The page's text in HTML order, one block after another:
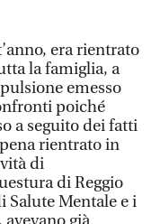
era rientrato
la famiglia, a
emesso
poiché
a seguito dei fatti
rientrato in
di
di Reggio
Salute Mentale e i